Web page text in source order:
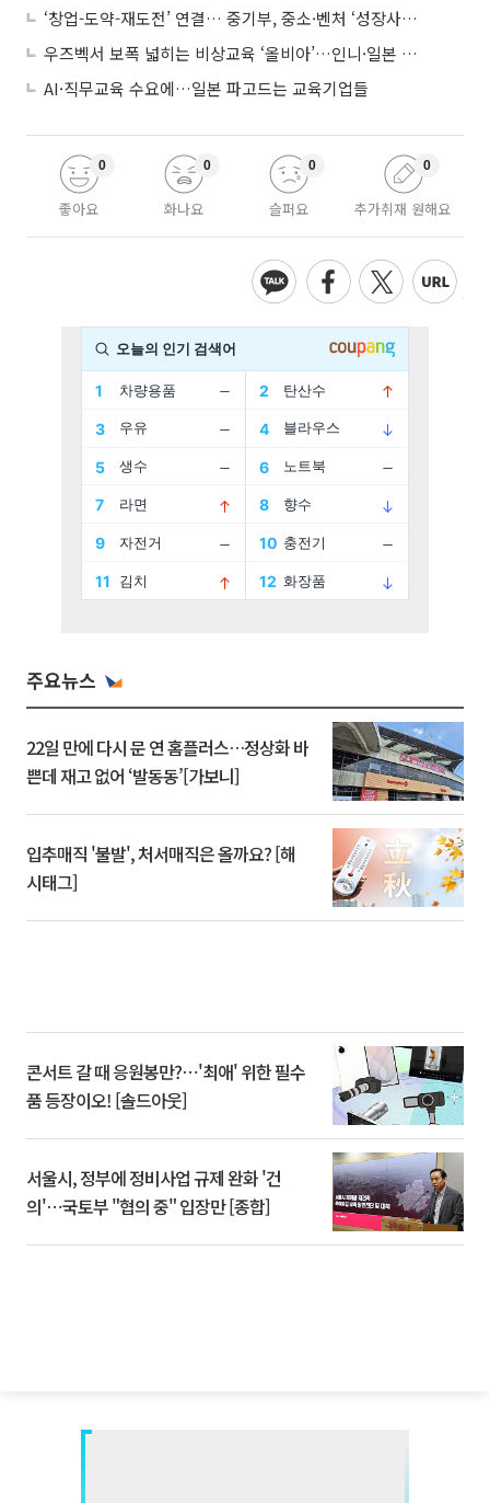
‘창업-도약-재도전’ 연결… 중기부, 중소·벤처 ‘성장사다리’ 짓는다
우즈벡서 보폭 넓히는 비상교육 ‘올비아’…인니·일본 진출 타진
AI·직무교육 수요에…일본 파고드는 교육기업들
좋아요
0
화나요
0
슬퍼요
0
추가취재 원해요
0
주요뉴스
22일 만에 다시 문 연 홈플러스…정상화 바
쁜데 재고 없어 ‘발동동’[가보니]
입추매직 '불발', 처서매직은 올까요? [해
시태그]
콘서트 갈 때 응원봉만?⋯'최애' 위한 필수
품 등장이오! [솔드아웃]
서울시, 정부에 정비사업 규제 완화 '건
의'⋯국토부 "협의 중" 입장만 [종합]